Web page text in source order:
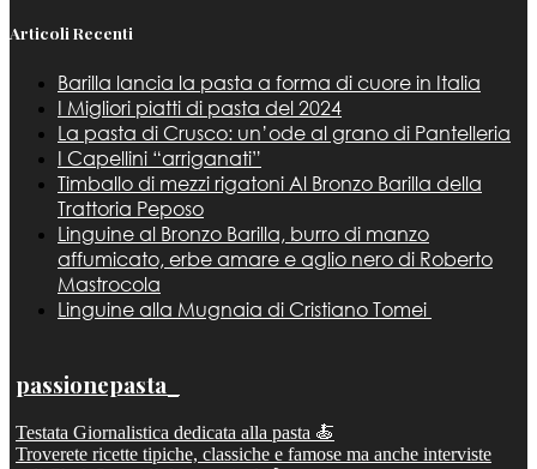
Articoli Recenti
Barilla lancia la pasta a forma di cuore in Italia
I Migliori piatti di pasta del 2024
La pasta di Crusco: un’ode al grano di Pantelleria
I Capellini “arriganati”
Timballo di mezzi rigatoni Al Bronzo Barilla della
Trattoria Peposo
Linguine al Bronzo Barilla, burro di manzo
affumicato, erbe amare e aglio nero di Roberto
Mastrocola
Linguine alla Mugnaia di Cristiano Tomei
passionepasta_
Testata Giornalistica dedicata alla pasta 🍝
Troverete ricette tipiche, classiche e famose ma anche interviste